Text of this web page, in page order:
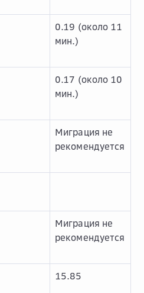
0.19 (около 11
мин.)
0.17 (около 10
мин.)
Миграция не
рекомендуется
Миграция не
рекомендуется
15.85